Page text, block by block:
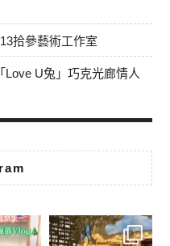
拾參藝術工作室
U兔」巧克光廊情人